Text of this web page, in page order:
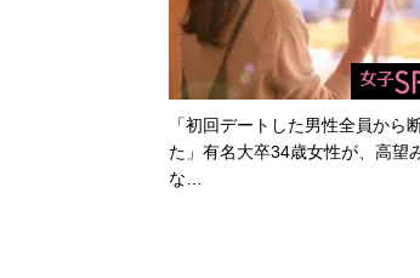
「初回デートした男性全員から
た」有名大卒34歳女性が、高望
な…